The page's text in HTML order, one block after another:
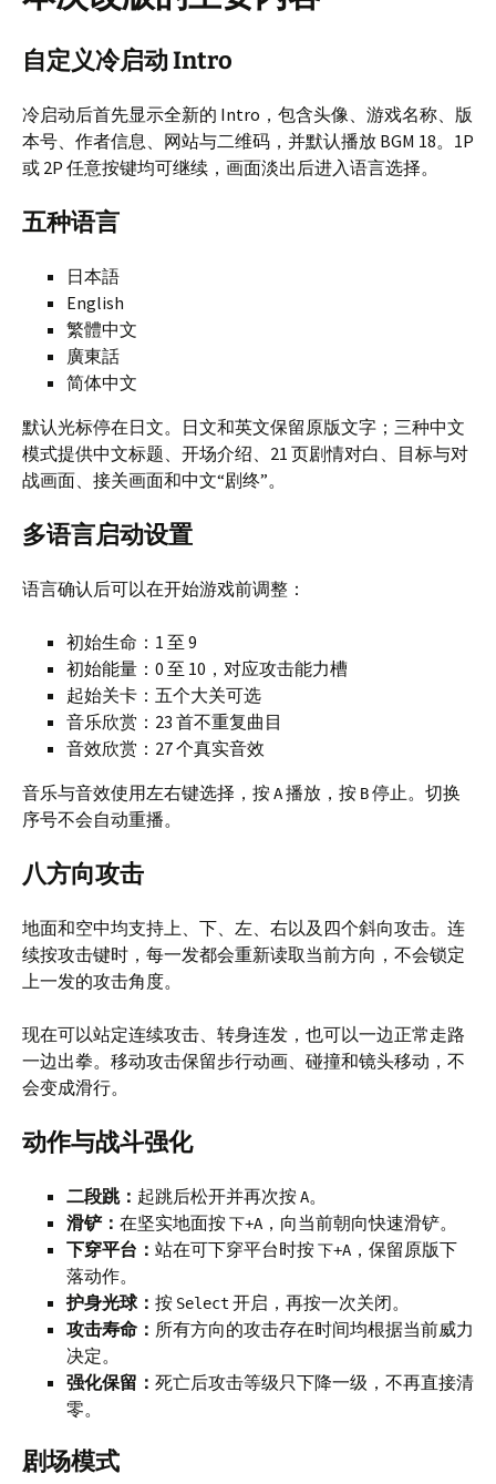
自定义冷启动 Intro
冷启动后首先显示全新的 Intro，包含头像、游戏名称、版
本号、作者信息、网站与二维码，并默认播放 BGM 18。1P
或 2P 任意按键均可继续，画面淡出后进入语言选择。
五种语言
日本語
English
繁體中文
廣東話
简体中文
默认光标停在日文。日文和英文保留原版文字；三种中文
模式提供中文标题、开场介绍、21 页剧情对白、目标与对
战画面、接关画面和中文“剧终”。
多语言启动设置
语言确认后可以在开始游戏前调整：
初始生命：1 至 9
初始能量：0 至 10，对应攻击能力槽
起始关卡：五个大关可选
音乐欣赏：23 首不重复曲目
音效欣赏：27 个真实音效
音乐与音效使用左右键选择，按A播放，按 B停止。切换
序号不会自动重播。
八方向攻击
地面和空中均支持上、下、左、右以及四个斜向攻击。连
续按攻击键时，每一发都会重新读取当前方向，不会锁定
上一发的攻击角度。
现在可以站定连续攻击、转身连发，也可以一边正常走路
一边出拳。移动攻击保留步行动画、碰撞和镜头移动，不
会变成滑行。
动作与战斗强化
二段跳： 起跳后松开并再次按A。
滑铲： 在坚实地面按下+A ，向当前朝向快速滑铲。
下穿平台： 站在可下穿平台时按下+A ，保留原版下
落动作。
护身光球： 按 Select 开启，再按一次关闭。
攻击寿命： 所有方向的攻击存在时间均根据当前威力
决定。
强化保留： 死亡后攻击等级只下降一级，不再直接清
零。
剧场模式